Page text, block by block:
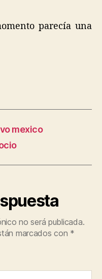
parecía una
mexico
no será publicada.
marcados con *